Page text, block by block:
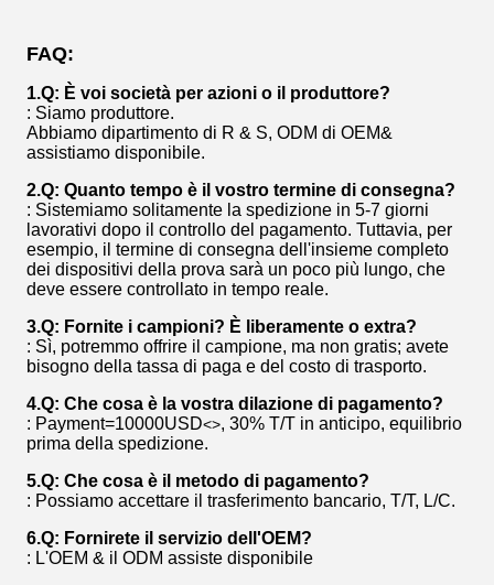
FAQ:
1.Q: È voi società per azioni o il produttore?
: Siamo produttore.
Abbiamo dipartimento di R & S, ODM di OEM&
assistiamo disponibile.
2.Q: Quanto tempo è il vostro termine di consegna?
: Sistemiamo solitamente la spedizione in 5-7 giorni
lavorativi dopo il controllo del pagamento. Tuttavia, per
esempio, il termine di consegna dell'insieme completo
dei dispositivi della prova sarà un poco più lungo, che
deve essere controllato in tempo reale.
3.Q: Fornite i campioni? È liberamente o extra?
: Sì, potremmo offrire il campione, ma non gratis; avete
bisogno della tassa di paga e del costo di trasporto.
4.Q: Che cosa è la vostra dilazione di pagamento?
: Payment=10000USD<>, 30% T/T in anticipo, equilibrio
prima della spedizione.
5.Q: Che cosa è il metodo di pagamento?
: Possiamo accettare il trasferimento bancario, T/T, L/C.
6.Q: Fornirete il servizio dell'OEM?
: L'OEM & il ODM assiste disponibile